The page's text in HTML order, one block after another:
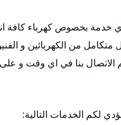
خدمة بخصوص كهرباء كافة
متكامل من الكهربائين و
الاتصال بنا في اي وقت و
لكم الخدمات التالية: